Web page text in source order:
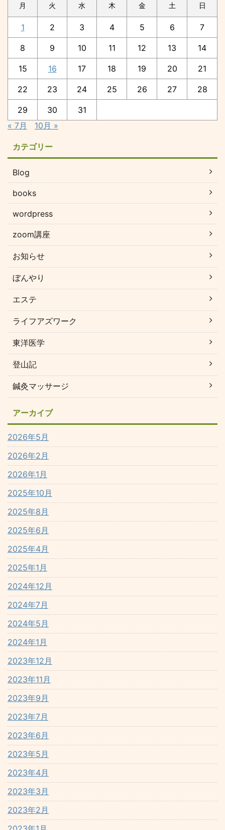
月 火 水 木 金 土 日
1 2 3 4 5 6 7
8 9 10 11 12 13 14
15 16 17 18 19 20 21
22 23 24 25 26 27 28
29 30
31
« 7月
10月 »
カテゴリー
Blog
books
wordpress
zoom講座
お知らせ
ぼんやり
エステ
ライフアズワーク
東洋医学
登山記
鍼灸マッサージ
アーカイブ
2026年5月
2026年2月
2026年1月
2025年10月
2025年8月
2025年6月
2025年4月
2025年1月
2024年12月
2024年7月
2024年5月
2024年1月
2023年12月
2023年11月
2023年9月
2023年7月
2023年6月
2023年5月
2023年4月
2023年3月
2023年2月